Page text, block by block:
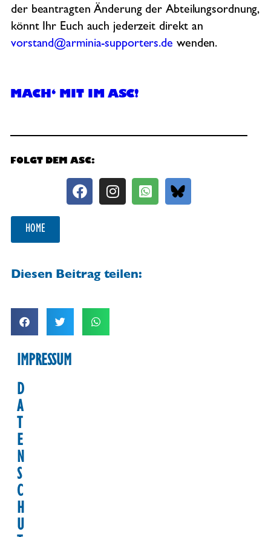
der beantragten Änderung der Abteilungsordnung,
könnt Ihr Euch auch jederzeit direkt an
vorstand@arminia-supporters.de wenden.
MACH‘ MIT IM ASC!
FOLGT DEM ASC:
HOME
Diesen Beitrag teilen:
IMPRESSUM
D
A
T
E
N
S
C
H
U